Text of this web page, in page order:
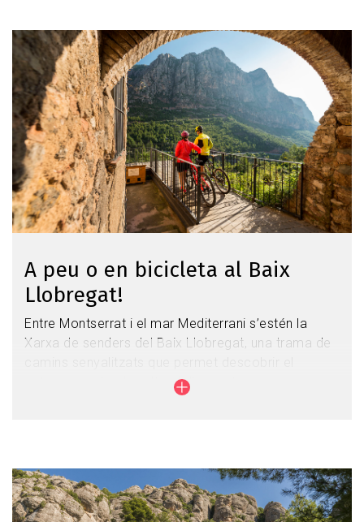
Imagen
A peu o en bicicleta al Baix
Llobregat!
Entre Montserrat i el mar Mediterrani s’estén la
Xarxa de senders del Baix Llobregat, una trama de
patrimoni natural i cultural d’aquesta comarca, que
que connecten les poblacions del Baix Llobregat i
arriben a Barcelona i a les platges del Delta del
Llobregat: l’eix del Riu Llobregat i, a banda i banda,
Imagen